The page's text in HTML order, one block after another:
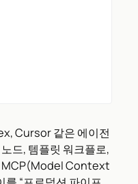
Cursor 같은 에이전
드, 템플릿 워크플로,
MCP(Model Context